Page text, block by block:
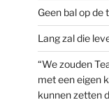
Geen bal op de
Lang zal die
“We zouden
met een eigen
kunnen zetten